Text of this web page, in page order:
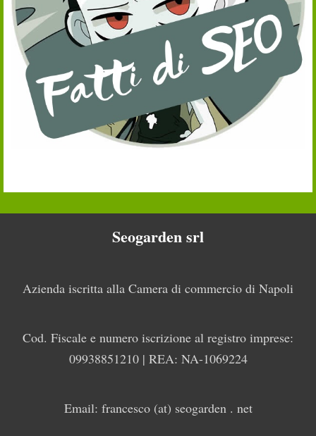
Seogarden srl
Azienda iscritta alla Camera di commercio di Napoli
Cod. Fiscale e numero iscrizione al registro imprese:
09938851210 | REA: NA-1069224
Email: francesco (at) seogarden . net